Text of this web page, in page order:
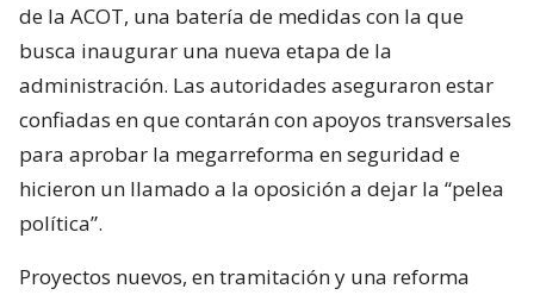
de la ACOT, una batería de medidas con la que
busca inaugurar una nueva etapa de la
administración. Las autoridades aseguraron estar
confiadas en que contarán con apoyos transversales
para aprobar la megarreforma en seguridad e
hicieron un llamado a la oposición a dejar la “pelea
política”.
Proyectos nuevos, en tramitación y una reforma